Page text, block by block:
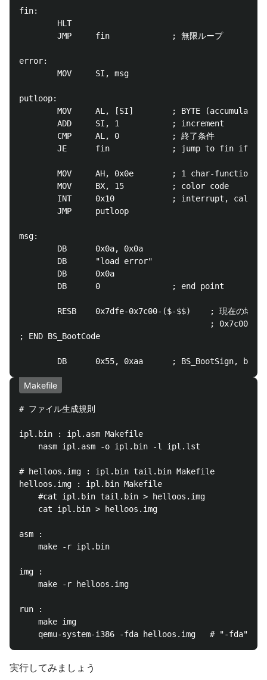
fin:
        HLT
        JMP     fin             ; 無限ループ
error:
        MOV     SI, msg
putloop:
MOV     AL, [SI]        ; BYTE (accumulator
        ADD     SI, 1           ; increment
        CMP     AL, 0           ; 終了条件
JE      fin             ; jump to fin if
        MOV     AH, 0x0e        ; 1 char-function
        MOV     BX, 15          ; color code
INT     0x10            ; interrupt, call
        JMP     putloop
msg:
        DB      0x0a, 0x0a
        DB      "load error"
        DB      0x0a
        DB      0               ; end point
RESB    0x7dfe-0x7c00-($-$$)    ; 現在の場所
; 0x7c00スタ
; END BS_BootCode
Makefile
# ファイル生成規則
ipl.bin : ipl.asm Makefile
# helloos.img : ipl.bin tail.bin Makefile
helloos.img : ipl.bin Makefile
asm :
img :
run :
実行してみましょう